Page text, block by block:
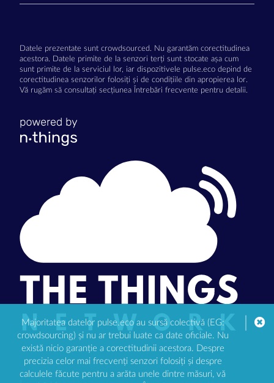
Majoritatea datelor pulse.eco au sursă colectivă (EG:
crowdsourcing) și nu ar trebui luate ca date oficiale. Nu
există nicio garanție a corectitudinii acestora. Despre
precizia celor mai frecvenți senzori folosiți și despre
calculele făcute pentru a arăta unele dintre măsuri, vă
Datele prezentate sunt crowdsourced. Nu garantăm corectitudinea
acestora. Datele primite de la senzori terți sunt stocate așa cum
sunt primite de la serviciul lor, iar dispozitivele pulse.eco depind de
corectitudinea senzorilor folosiți și de condițiile din apropierea lor.
Vă rugăm să consultați secțiunea Întrebări frecvente pentru detalii.